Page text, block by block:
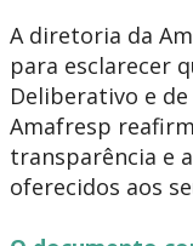
A diretoria da
para esclarecer
Deliberativo e de
Amafresp
transparência e
oferecidos aos